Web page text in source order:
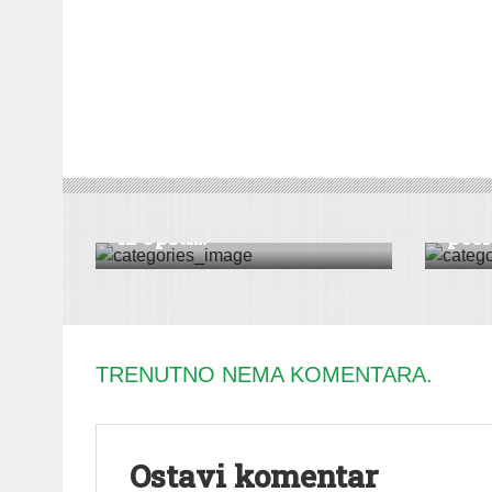
VESTI|RUMA
iz Opšti...
VESTI|
TRENUTNO NEMA KOMENTARA.
Ostavi komentar